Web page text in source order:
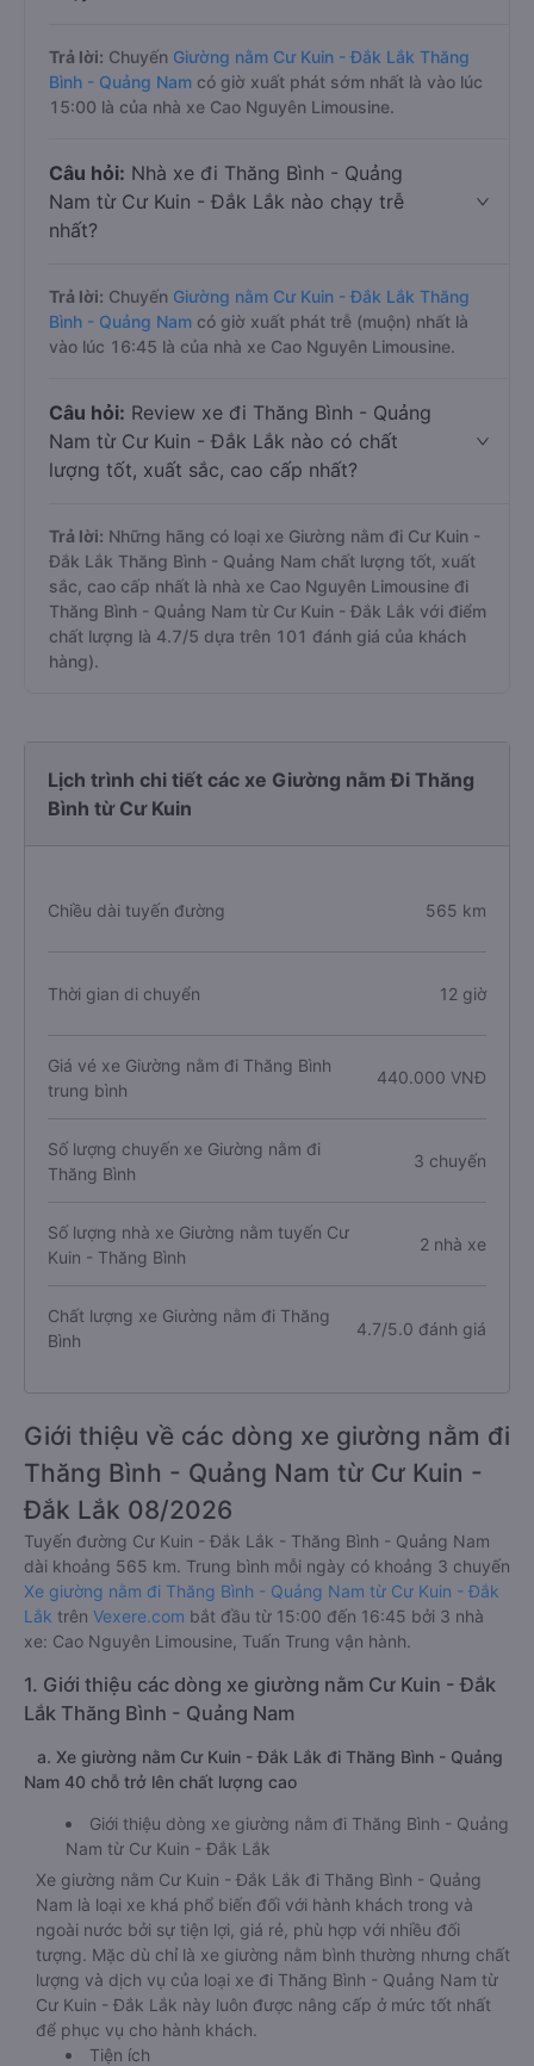
Trả lời: Chuyến Giường nằm Cư Kuin - Đắk Lắk Thăng
Bình - Quảng Nam có giờ xuất phát sớm nhất là vào lúc
15:00 là của nhà xe Cao Nguyên Limousine.
Câu hỏi: Nhà xe đi Thăng Bình - Quảng
Nam từ Cư Kuin - Đắk Lắk nào chạy trễ
nhất?
Trả lời: Chuyến Giường nằm Cư Kuin - Đắk Lắk Thăng
Bình - Quảng Nam có giờ xuất phát trễ (muộn) nhất là
vào lúc 16:45 là của nhà xe Cao Nguyên Limousine.
Câu hỏi: Review xe đi Thăng Bình - Quảng
Nam từ Cư Kuin - Đắk Lắk nào có chất
lượng tốt, xuất sắc, cao cấp nhất?
Trả lời: Những hãng có loại xe Giường nằm đi Cư Kuin -
Đắk Lắk Thăng Bình - Quảng Nam chất lượng tốt, xuất
sắc, cao cấp nhất là nhà xe Cao Nguyên Limousine đi
Thăng Bình - Quảng Nam từ Cư Kuin - Đắk Lắk với điểm
chất lượng là 4.7/5 dựa trên 101 đánh giá của khách
hàng).
Lịch trình chi tiết các xe Giường nằm Đi Thăng
Bình từ Cư Kuin
Chiều dài tuyến đường 565 km
Thời gian di chuyển 12 giờ
Giá vé xe Giường nằm đi Thăng Bình
trung bình
440.000 VNĐ
Số lượng chuyến xe Giường nằm đi
Thăng Bình
3 chuyến
Số lượng nhà xe Giường nằm tuyến Cư
Kuin - Thăng Bình
2 nhà xe
Chất lượng xe Giường nằm đi Thăng
Bình
4.7/5.0 đánh giá
Giới thiệu về các dòng xe giường nằm đi
Thăng Bình - Quảng Nam từ Cư Kuin -
Đắk Lắk 08/2026
Tuyến đường Cư Kuin - Đắk Lắk - Thăng Bình - Quảng Nam
dài khoảng 565 km. Trung bình mỗi ngày có khoảng 3 chuyến
Xe giường nằm đi Thăng Bình - Quảng Nam từ Cư Kuin - Đắk
Lắk trên Vexere.com bắt đầu từ 15:00 đến 16:45 bởi 3 nhà
xe: Cao Nguyên Limousine, Tuấn Trung vận hành.
1. Giới thiệu các dòng xe giường nằm Cư Kuin - Đắk
Lắk Thăng Bình - Quảng Nam
a. Xe giường nằm Cư Kuin - Đắk Lắk đi Thăng Bình - Quảng
Nam 40 chỗ trở lên chất lượng cao
Giới thiệu dòng xe giường nằm đi Thăng Bình - Quảng
Nam từ Cư Kuin - Đắk Lắk
Xe giường nằm Cư Kuin - Đắk Lắk đi Thăng Bình - Quảng
Nam là loại xe khá phổ biến đối với hành khách trong và
ngoài nước bởi sự tiện lợi, giá rẻ, phù hợp với nhiều đối
tượng. Mặc dù chỉ là xe giường nằm bình thường nhưng chất
lượng và dịch vụ của loại xe đi Thăng Bình - Quảng Nam từ
Cư Kuin - Đắk Lắk này luôn được nâng cấp ở mức tốt nhất
để phục vụ cho hành khách.
Tiện ích